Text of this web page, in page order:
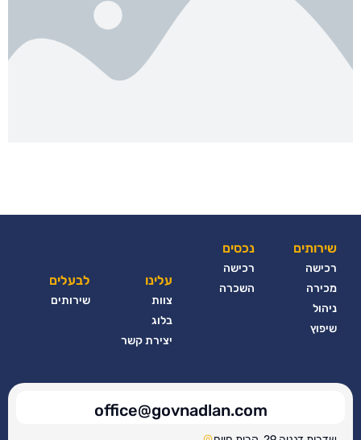
שירותים
רכישה
מכירה
ניהול
שיפוץ
נכסים
רכישה
השכרה
עלינו
צוות
בלוג
יצירת קשר
לבעלים
שירותים
office@govnadlan.com